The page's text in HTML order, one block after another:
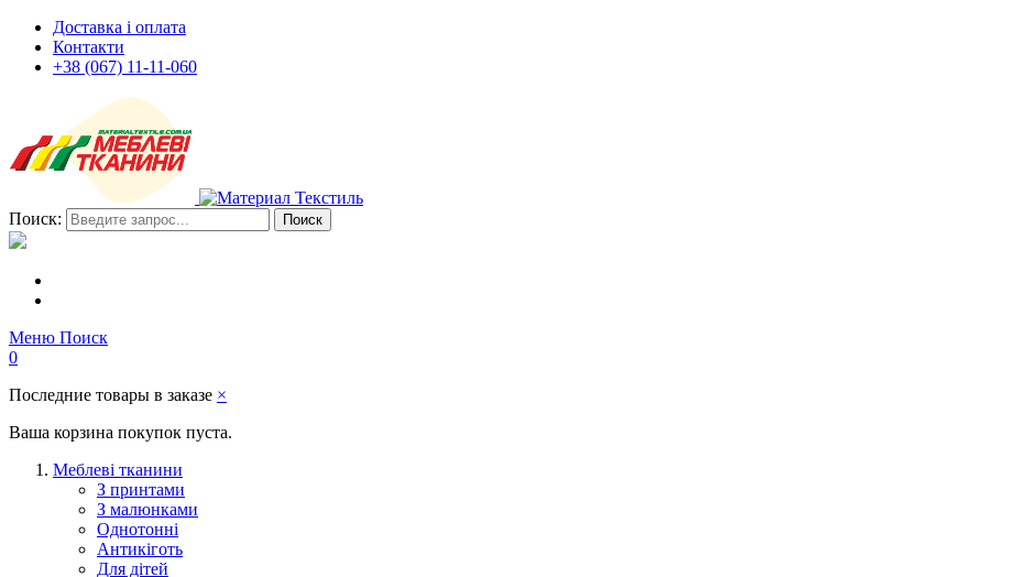
Доставка і оплата
Контакти
+38 (067) 11-11-060
Поиск: Поиск
Меню Поиск
0
Последние товары в заказе ×
Ваша корзина покупок пуста.
Меблеві тканини
З принтами
З малюнками
Однотонні
Антикіготь
Для дітей